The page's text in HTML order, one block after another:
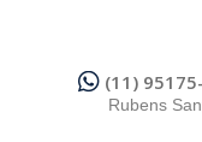
(11)
Rubens